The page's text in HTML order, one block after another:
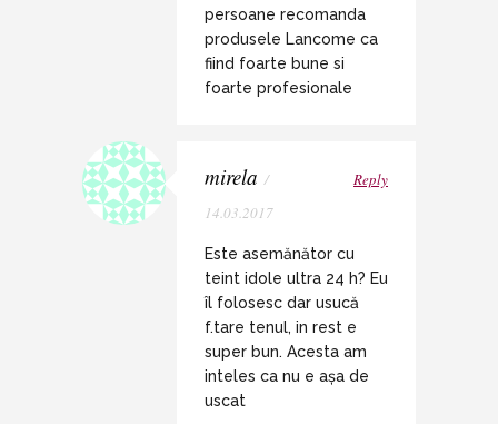
persoane recomanda
produsele Lancome ca
fiind foarte bune si
foarte profesionale
mirela /
14.03.2017
Reply
Este asemănător cu
teint idole ultra 24 h? Eu
îl folosesc dar usucă
f.tare tenul, in rest e
super bun. Acesta am
inteles ca nu e așa de
uscat